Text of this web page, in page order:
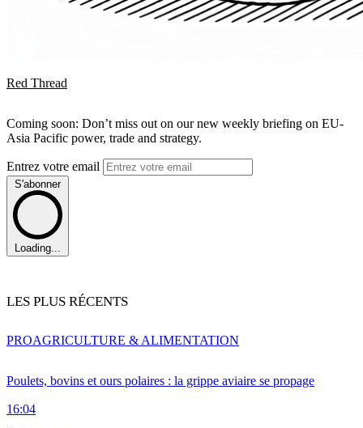
Red Thread
Coming soon: Don’t miss out on our new weekly briefing on EU-
Asia Pacific power, trade and strategy.
Entrez votre email
S'abonner
Loading...
LES PLUS RÉCENTS
Poulets, bovins et ours polaires : la grippe aviaire se propage
16:04
PROAGRICULTURE & ALIMENTATION